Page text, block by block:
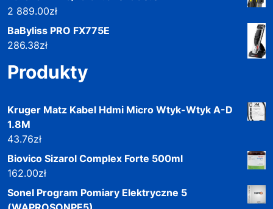
2 889.00zł
BaByliss PRO FX775E
286.38zł
Produkty
Kruger Matz Kabel Hdmi Micro Wtyk-Wtyk A-D
1.8M
43.76zł
Biovico Sizarol Complex Forte 500ml
162.00zł
Sonel Program Pomiary Elektryczne 5